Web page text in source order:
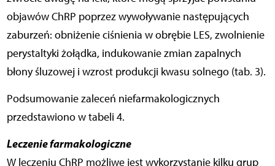
objawów ChRP poprzez wywoływanie następujących
zaburzeń: obniżenie ciśnienia w obrębie LES, zwolnienie
perystaltyki żołądka, indukowanie zmian zapalnych
błony śluzowej i wzrost produkcji kwasu solnego (tab. 3).
Podsumowanie zaleceń niefarmakologicznych
przedstawiono w tabeli 4.
Leczenie farmakologiczne
W leczeniu ChRP możliwe jest wykorzystanie kilku grup